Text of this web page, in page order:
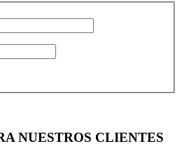
NUESTROS CLIENTES